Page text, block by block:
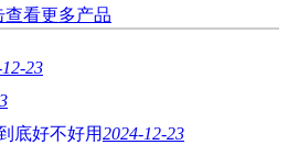
查看更多产品
23
底好不好用2024-12-23